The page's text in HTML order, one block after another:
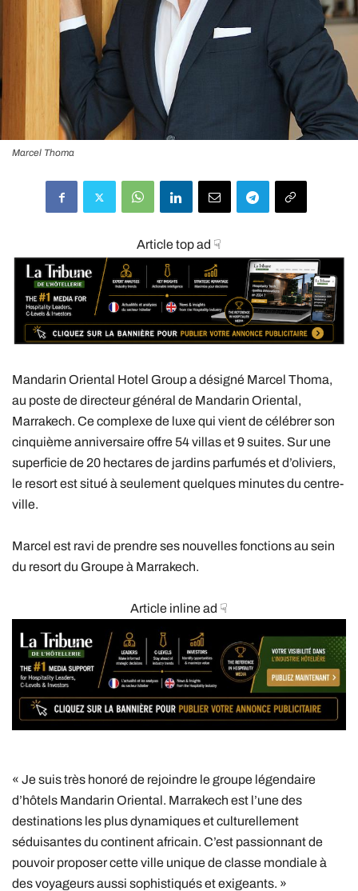
Marcel Thoma
Article top ad ☟
Mandarin Oriental Hotel Group a désigné Marcel Thoma,
au poste de directeur général de Mandarin Oriental,
Marrakech. Ce complexe de luxe qui vient de célébrer son
cinquième anniversaire offre 54 villas et 9 suites. Sur une
superficie de 20 hectares de jardins parfumés et d’oliviers,
le resort est situé à seulement quelques minutes du centre-
ville.
Marcel est ravi de prendre ses nouvelles fonctions au sein
du resort du Groupe à Marrakech.
Article inline ad ☟
« Je suis très honoré de rejoindre le groupe légendaire
d’hôtels Mandarin Oriental. Marrakech est l’une des
destinations les plus dynamiques et culturellement
séduisantes du continent africain. C’est passionnant de
pouvoir proposer cette ville unique de classe mondiale à
des voyageurs aussi sophistiqués et exigeants. »